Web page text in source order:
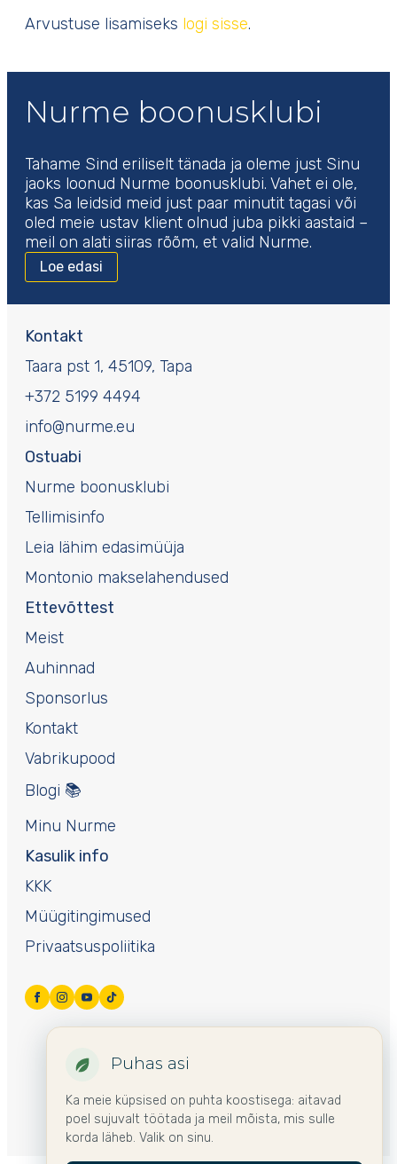
Arvustuse lisamiseks logi sisse.
Nurme boonusklubi
Tahame Sind eriliselt tänada ja oleme just Sinu
jaoks loonud Nurme boonusklubi. Vahet ei ole,
kas Sa leidsid meid just paar minutit tagasi või
oled meie ustav klient olnud juba pikki aastaid –
meil on alati siiras rõõm, et valid Nurme.
Loe edasi
Kasulik info
KKK
Müügitingimused
Privaatsuspoliitika
Ettevõttest
Meist
Auhinnad
Sponsorlus
Kontakt
Vabrikupood
Blogi 📚
Minu Nurme
Ostuabi
Nurme boonusklubi
Tellimisinfo
Leia lähim edasimüüja
Montonio makselahendused
Kontakt
Taara pst 1, 45109, Tapa
+372 5199 4494
info@nurme.eu
Puhas asi
Ka meie küpsised on puhta koostisega: aitavad
poel sujuvalt töötada ja meil mõista, mis sulle
korda läheb. Valik on sinu.